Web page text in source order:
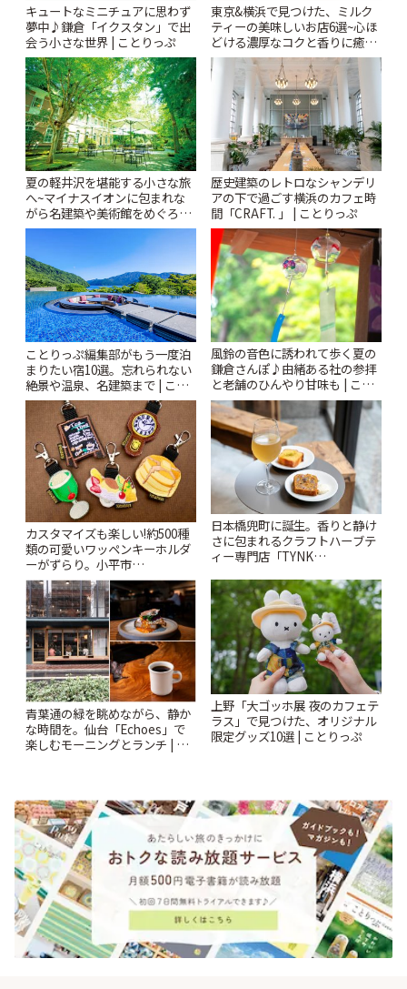
キュートなミニチュアに思わず
夢中♪鎌倉「イクスタン」で出
会う小さな世界 | ことりっぷ
東京&横浜で見つけた、ミルク
ティーの美味しいお店6選~心ほ
どける濃厚なコクと香りに癒や
されるティータイム~ | ことりっ
ぷ
夏の軽井沢を堪能する小さな旅
へ~マイナスイオンに包まれな
がら名建築や美術館をめぐろう
~ | ことりっぷ
歴史建築のレトロなシャンデリ
アの下で過ごす横浜のカフェ時
間「CRAFT. 」 | ことりっぷ
ことりっぷ編集部がもう一度泊
まりたい宿10選。忘れられない
絶景や温泉、名建築まで | こと
りっぷ
風鈴の音色に誘われて歩く夏の
鎌倉さんぽ♪由緒ある社の参拝
と老舗のひんやり甘味も | こと
りっぷ
カスタマイズも楽しい!約500種
類の可愛いワッペンキーホルダ
ーがずらり。小平市
「Kimamaya T&K」 | ことりっ
ぷ
日本橋兜町に誕生。香りと静け
さに包まれるクラフトハーブテ
ィー専門店「TYNK
青葉通の緑を眺めながら、静か
な時間を。仙台「Echoes」で
楽しむモーニングとランチ | こ
上野「大ゴッホ展 夜のカフェテ
ラス」で見つけた、オリジナル
限定グッズ10選 | ことりっぷ